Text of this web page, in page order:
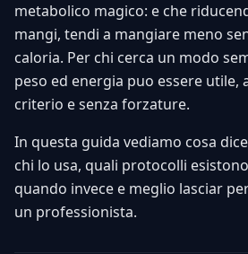
metabolico magico: e che
mangi, tendi a mangiare meno
caloria. Per chi cerca un modo
peso ed energia puo essere utile,
criterio e senza forzature.
In questa guida vediamo cosa
chi lo usa, quali protocolli
quando invece e meglio lasciar
un professionista.